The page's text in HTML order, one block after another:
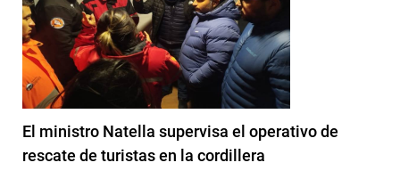
El ministro Natella supervisa el operativo de
rescate de turistas en la cordillera